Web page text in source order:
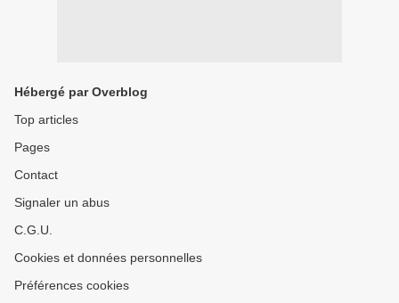
Hébergé par Overblog
Top articles
Pages
Contact
Signaler un abus
C.G.U.
Cookies et données personnelles
Préférences cookies